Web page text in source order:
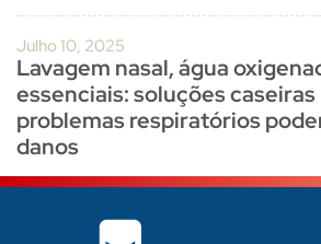
Julho 10, 2025
Lavagem nasal, água
essenciais: soluções caseiras
problemas respiratórios
danos